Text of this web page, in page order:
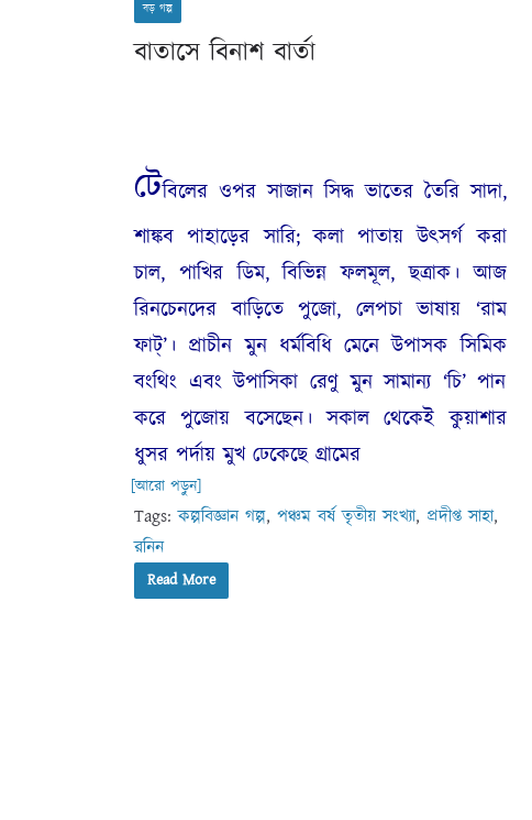
বড় গল্প
বাতাসে বিনাশ বার্তা
টেবিলের ওপর সাজান সিদ্ধ ভাতের তৈরি সাদা,
শাঙ্কব পাহাড়ের সারি; কলা পাতায় উৎসর্গ করা
চাল, পাখির ডিম, বিভিন্ন ফলমূল, ছত্রাক। আজ
রিনচেনদের বাড়িতে পুজো, লেপচা ভাষায় ‘রাম
ফাট্‌’। প্রাচীন মুন ধর্মবিধি মেনে উপাসক সিমিক
বংথিং এবং উপাসিকা রেণু মুন সামান্য ‘চি’ পান
করে পুজোয় বসেছেন। সকাল থেকেই কুয়াশার
ধুসর পর্দায় মুখ ঢেকেছে গ্রামের
[আরো পড়ুন]
Tags:কল্পবিজ্ঞান গল্প, পঞ্চম বর্ষ তৃতীয় সংখ্যা, প্রদীপ্ত সাহা,
রনিন
Read More